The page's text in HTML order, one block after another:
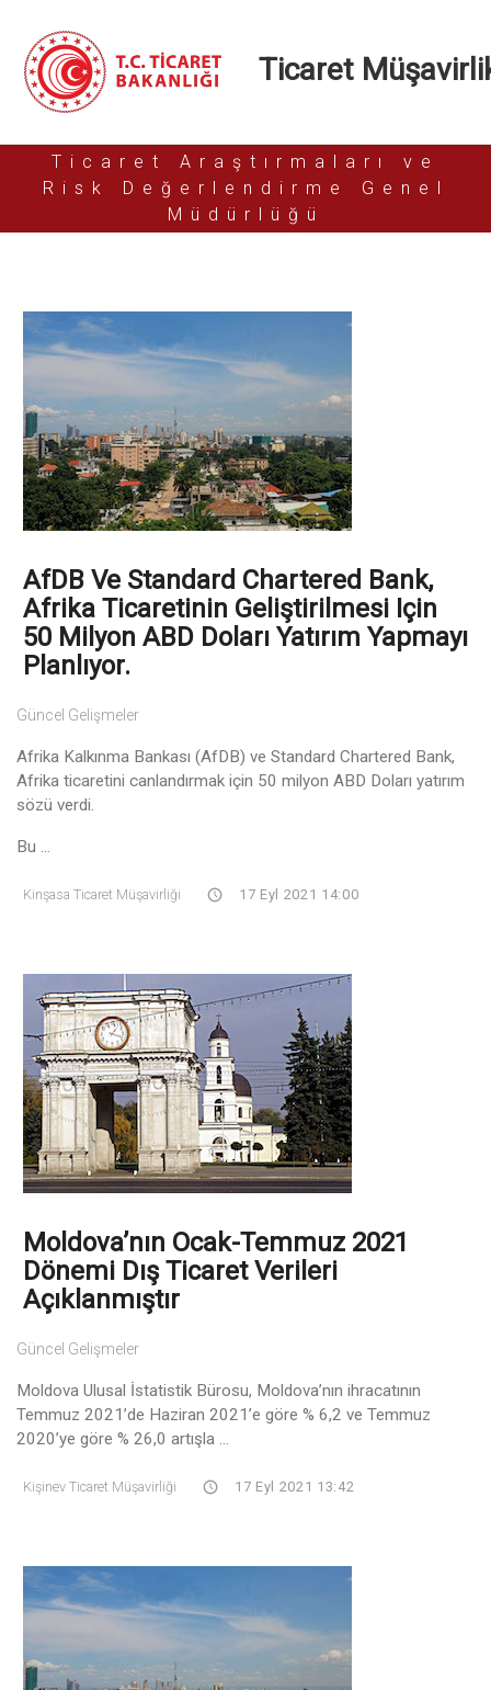
Ticaret
Ticaret Araştırmaları ve
Risk Değerlendirme Genel
Müdürlüğü
AfDB Ve Standard Chartered Bank,
Afrika Ticaretinin Geliştirilmesi Için
50 Milyon ABD Doları Yatırım Yapmayı
Planlıyor.
Güncel Gelişmeler
Afrika Kalkınma Bankası (AfDB) ve Standard Chartered Bank,
Afrika ticaretini canlandırmak için 50 milyon ABD Doları yatırım
sözü verdi.
Bu ...
Kinşasa Ticaret Müşavirliği 17 Eyl 2021 14:00
Moldova’nın Ocak-Temmuz 2021
Dönemi Dış Ticaret Verileri
Açıklanmıştır
Güncel Gelişmeler
Moldova Ulusal İstatistik Bürosu, Moldova’nın ihracatının
Temmuz 2021’de Haziran 2021’e göre % 6,2 ve Temmuz
2020’ye göre % 26,0 artışla ...
Kişinev Ticaret Müşavirliği 17 Eyl 2021 13:42